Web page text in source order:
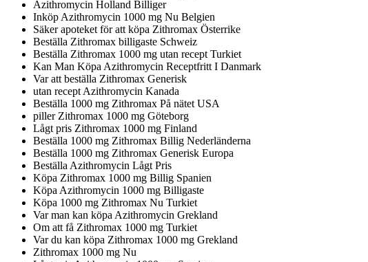
Azithromycin Holland Billiger
Inköp Azithromycin 1000 mg Nu Belgien
Säker apoteket för att köpa Zithromax Österrike
Beställa Zithromax billigaste Schweiz
Beställa Zithromax 1000 mg utan recept Turkiet
Kan Man Köpa Azithromycin Receptfritt I Danmark
Var att beställa Zithromax Generisk
utan recept Azithromycin Kanada
Beställa 1000 mg Zithromax På nätet USA
piller Zithromax 1000 mg Göteborg
Lågt pris Zithromax 1000 mg Finland
Beställa 1000 mg Zithromax Billig Nederländerna
Beställa 1000 mg Zithromax Generisk Europa
Beställa Azithromycin Lågt Pris
Köpa Zithromax 1000 mg Billig Spanien
Köpa Azithromycin 1000 mg Billigaste
Köpa 1000 mg Zithromax Nu Turkiet
Var man kan köpa Azithromycin Grekland
Om att få Zithromax 1000 mg Turkiet
Var du kan köpa Zithromax 1000 mg Grekland
Zithromax 1000 mg Nu